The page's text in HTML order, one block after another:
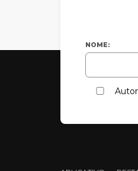
NOME: